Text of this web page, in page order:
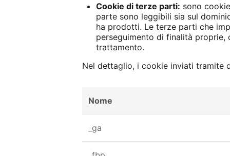
Cookie di terze parti: sono
parte sono leggibili sia sul
ha prodotti. Le terze parti che
perseguimento di finalità
trattamento.
Nel dettaglio, i cookie inviati tramite
Nome
_ga